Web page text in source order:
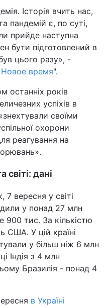
Історія вчить нас,
пандемій є, по суті,
прийде наступна
бути підготовлений в
цього разу», -
Новое время".
останніх років
успіхів в
своїми
охорони
реагування на
світі: дані
7 вересня у світі
у понад 27 млн
тис. За кількістю
США. У цій країні
у більш ніж 6 млн
Індія з 4 млн
Бразилія - понад 4
в Україні